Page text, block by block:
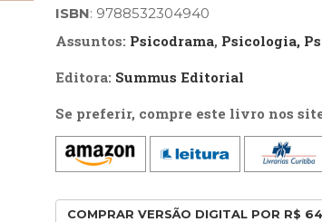
em
diferentes
quantidade
ISBN: 9788532304940
Assuntos: Psicodrama, Psicologia,
Editora: Summus Editorial
Se preferir, compre este livro nos
COMPRAR VERSÃO DIGITAL POR R$